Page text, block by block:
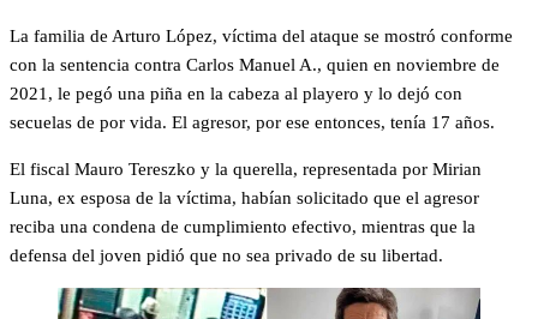
La familia de Arturo López, víctima del ataque se mostró conforme
con la sentencia contra Carlos Manuel A., quien en noviembre de
2021, le pegó una piña en la cabeza al playero y lo dejó con
secuelas de por vida. El agresor, por ese entonces, tenía 17 años.
El fiscal Mauro Tereszko y la querella, representada por Mirian
Luna, ex esposa de la víctima, habían solicitado que el agresor
reciba una condena de cumplimiento efectivo, mientras que la
defensa del joven pidió que no sea privado de su libertad.